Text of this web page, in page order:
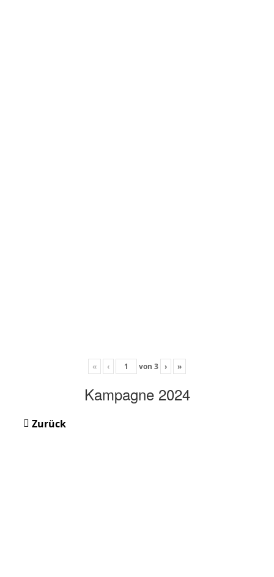
« ‹ von 3 › »
Kampagne 2024
Zurück